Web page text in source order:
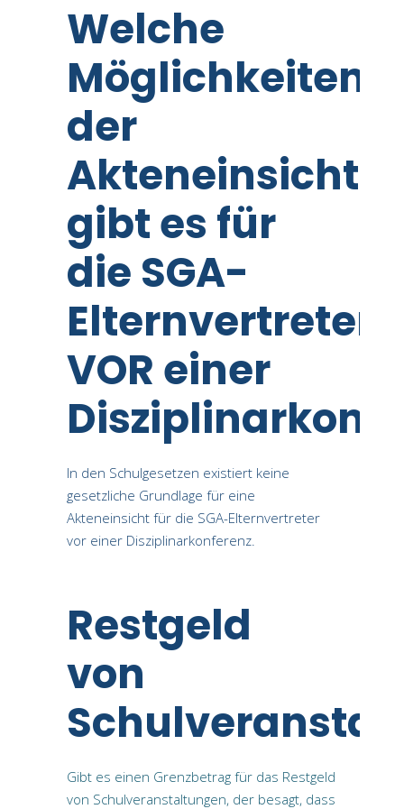
Welche
Möglichkeiten
der
Akteneinsicht
gibt es für
die SGA-
Elternvertreter
VOR einer
In den Schulgesetzen existiert keine
gesetzliche Grundlage für eine
Akteneinsicht für die SGA-Elternvertreter
vor einer Disziplinarkonferenz.
Restgeld
von
Gibt es einen Grenzbetrag für das Restgeld
von Schulveranstaltungen, der besagt, dass